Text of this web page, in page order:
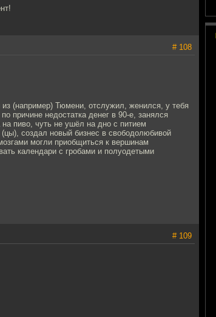
# 108
(например) Тюмени, отслужил, женился, у тебя
причине недостатка денег в 90-е, занялся
пиво, чуть не ушёл на дно с питием
создал новый бизнес в свободолюбивой
могли приобщиться к вершинам
календари с гробами и полуодетыми
# 109